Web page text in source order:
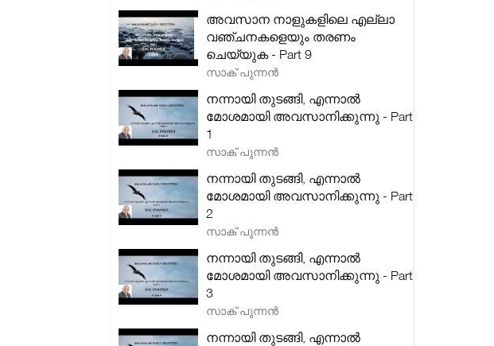
അവസാന നാളുകളിലെ എല്ലാ
വഞ്ചനകളെയും തരണം
ചെയ്യുക - Part 9
സാക് പുന്നൻ
നന്നായി തുടങ്ങി, എന്നാൽ
മോശമായി അവസാനിക്കുന്നു - Part
1
സാക് പുന്നൻ
നന്നായി തുടങ്ങി, എന്നാൽ
മോശമായി അവസാനിക്കുന്നു - Part
2
സാക് പുന്നൻ
നന്നായി തുടങ്ങി, എന്നാൽ
മോശമായി അവസാനിക്കുന്നു - Part
3
സാക് പുന്നൻ
നന്നായി തുടങ്ങി, എന്നാൽ